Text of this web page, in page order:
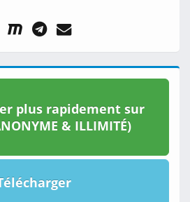
plus rapidement sur
& ILLIMITÉ)